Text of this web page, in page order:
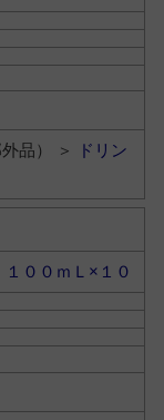
品） ＞
ドリン
００ｍＬ×１０